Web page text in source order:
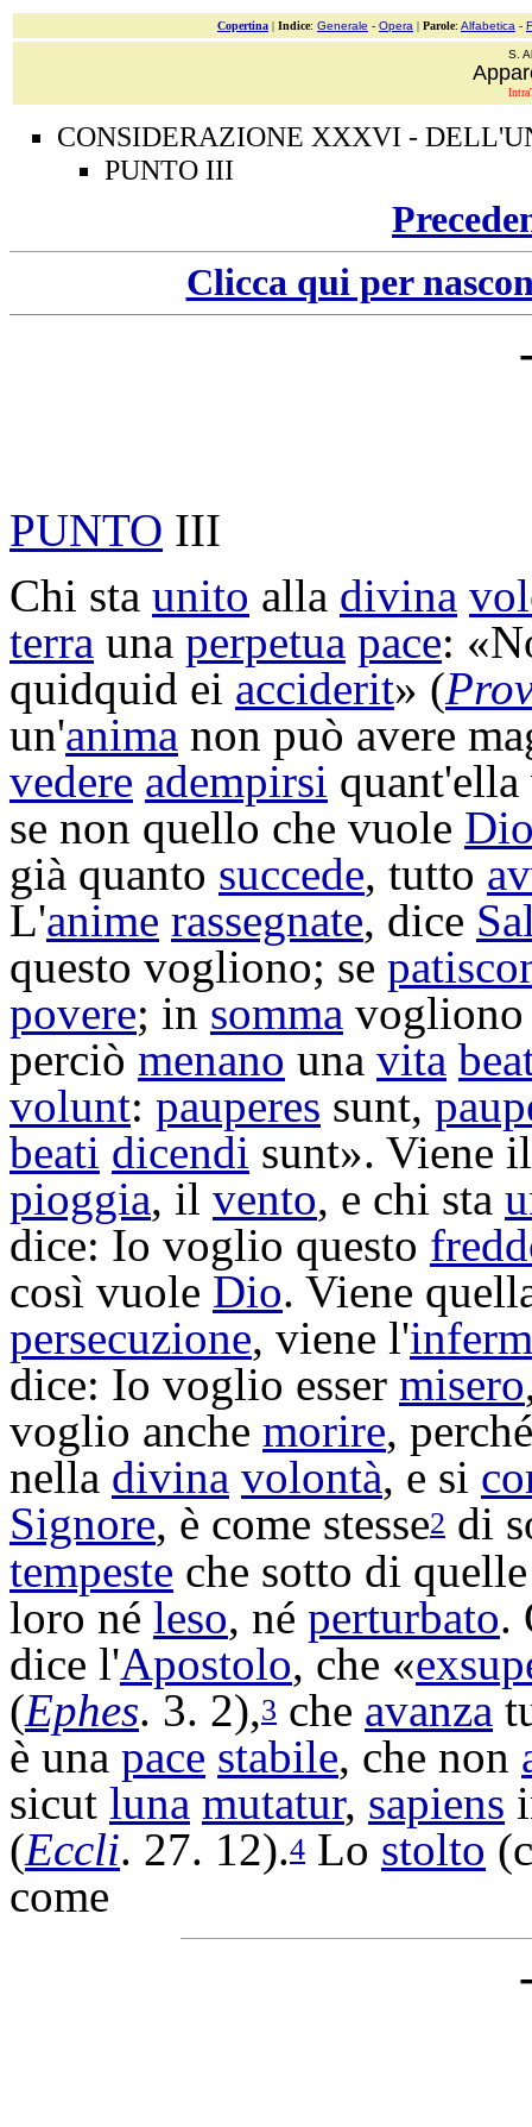
Copertina | Indice: Generale - Opera | Parole: Alfabetica -
S.
CONSIDERAZIONE XXXVI -
PUNTO III
Clicca qui per
PUNTO III
Chi sta unito alla divina
terra una perpetua pace:
quidquid ei acciderit» (
un'anima non può avere
vedere adempirsi
se non quello che vuole
già quanto succede, tutto
L'anime rassegnate, dice
questo vogliono; se
povere; in somma
perciò menano una vita
volunt: pauperes sunt,
beati dicendi sunt». Viene
pioggia, il vento, e chi sta
dice: Io voglio questo
così vuole Dio. Viene
persecuzione, viene l'
dice: Io voglio esser misero
voglio anche morire,
nella divina volontà, e si
Signore, è come stesse2 di
tempeste che sotto di
loro né leso, né perturbato.
dice l'Apostolo, che «
(Ephes. 3. 2),3 che avanza
è una pace stabile, che non
sicut luna mutatur, sapiens
(Eccli. 27. 12).4 Lo stolto
come